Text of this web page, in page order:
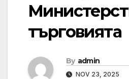
търговията
By admin
NOV 23, 2025